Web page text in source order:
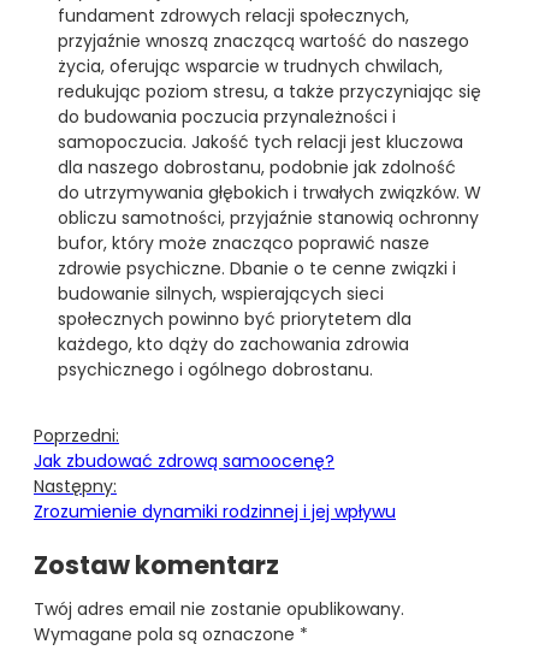
fundament zdrowych relacji społecznych,
przyjaźnie wnoszą znaczącą wartość do naszego
życia, oferując wsparcie w trudnych chwilach,
redukując poziom stresu, a także przyczyniając się
do budowania poczucia przynależności i
samopoczucia. Jakość tych relacji jest kluczowa
dla naszego dobrostanu, podobnie jak zdolność
do utrzymywania głębokich i trwałych związków. W
obliczu samotności, przyjaźnie stanowią ochronny
bufor, który może znacząco poprawić nasze
zdrowie psychiczne. Dbanie o te cenne związki i
budowanie silnych, wspierających sieci
społecznych powinno być priorytetem dla
każdego, kto dąży do zachowania zdrowia
psychicznego i ogólnego dobrostanu.
Poprzedni:
Jak zbudować zdrową samoocenę?
Następny:
Zrozumienie dynamiki rodzinnej i jej wpływu
Zostaw komentarz
Twój adres email nie zostanie opublikowany.
Wymagane pola są oznaczone *